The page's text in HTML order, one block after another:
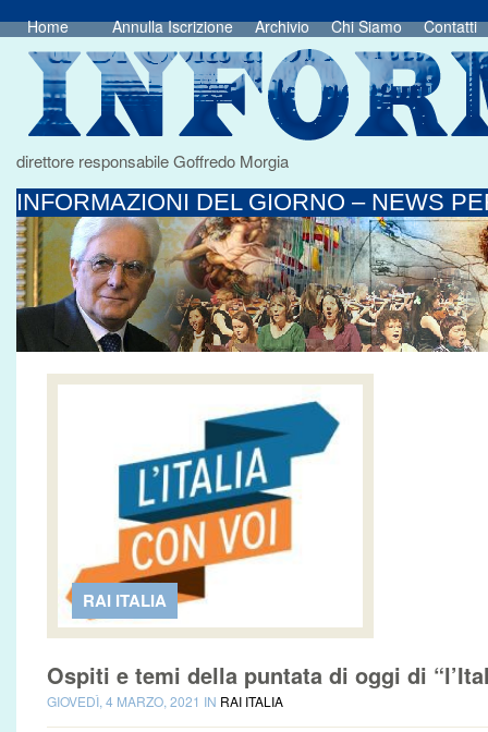
Home Annulla Iscrizione Archivio Chi Siamo Contatti
direttore responsabile Goffredo Morgia
INFORMAZIONI DEL GIORNO – NEWS
RAI ITALIA
Ospiti e temi della puntata di oggi di
GIOVEDÌ, 4 MARZO, 2021 IN RAI ITALIA